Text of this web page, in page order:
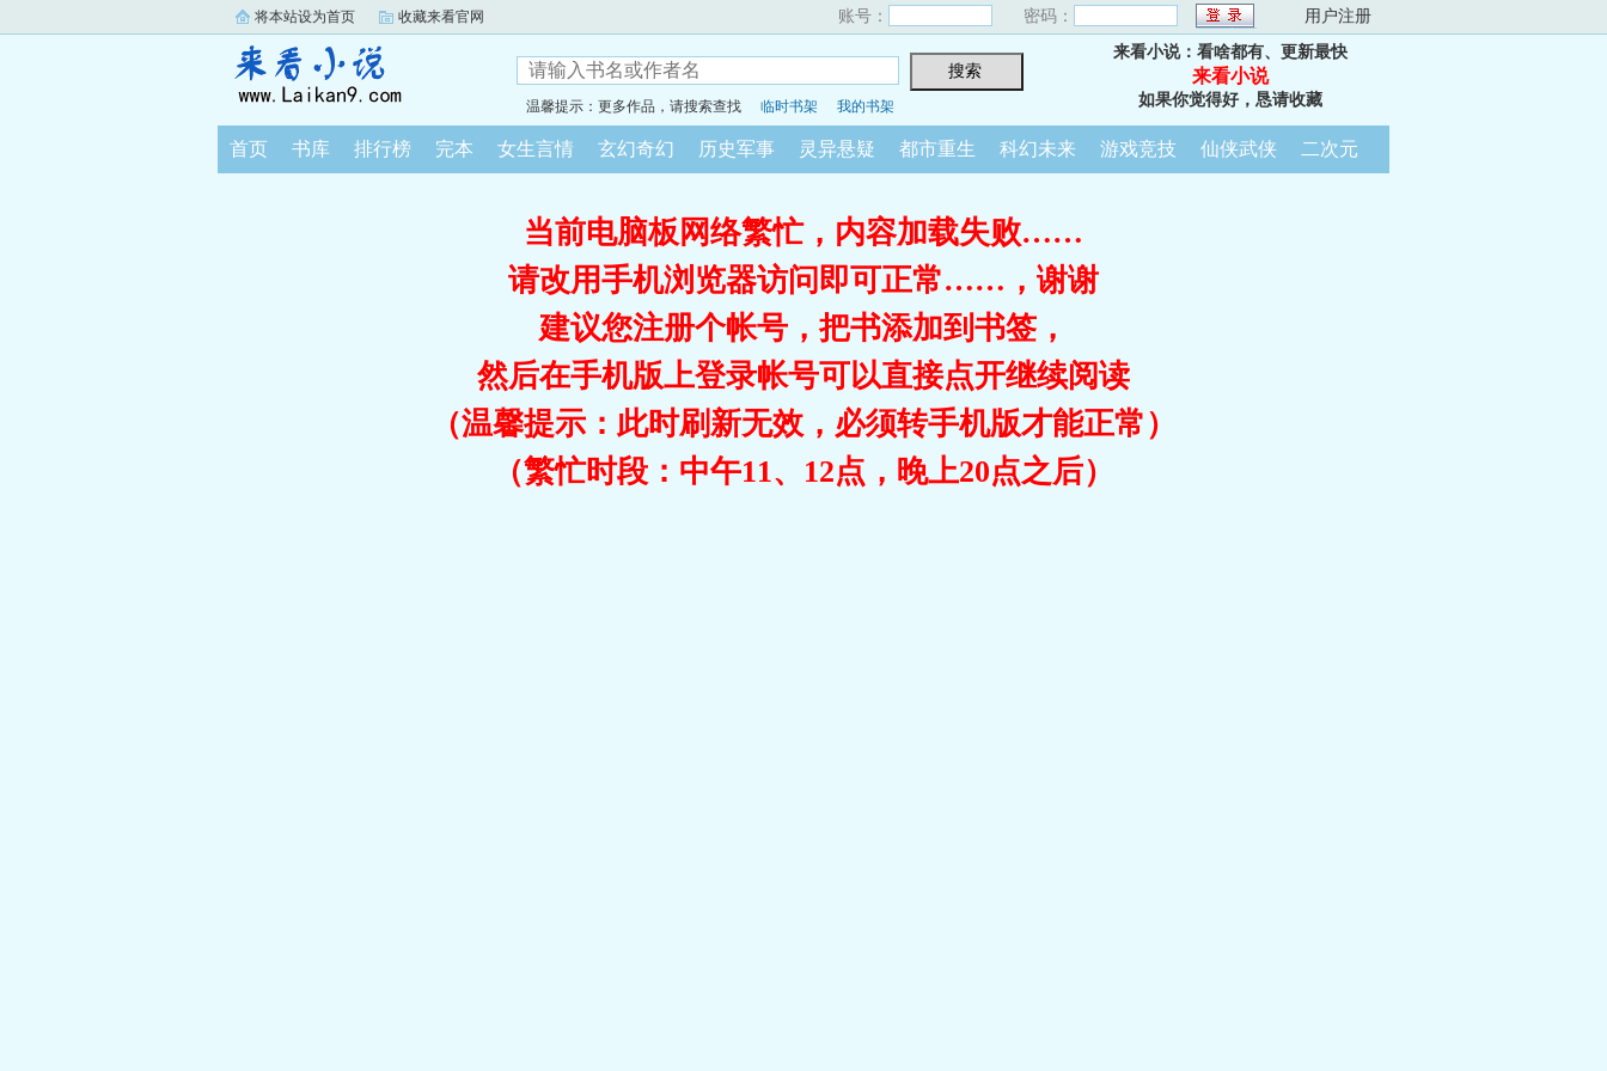
将本站设为首页 收藏来看官网 账号： 密码： 用户注册
温馨提示：更多作品，请搜索查找 临时书架 我的书架
来看小说：看啥都有、更新最快
来看小说
如果你觉得好，恳请收藏
首页 书库 排行榜 完本 女生言情 玄幻奇幻 历史军事 灵异悬疑 都市重生 科幻未来 游戏竞技 仙侠武侠 二次元
当前电脑板网络繁忙，内容加载失败……
请改用手机浏览器访问即可正常……，谢谢
建议您注册个帐号，把书添加到书签，
然后在手机版上登录帐号可以直接点开继续阅读
（温馨提示：此时刷新无效，必须转手机版才能正常）
（繁忙时段：中午11、12点，晚上20点之后）